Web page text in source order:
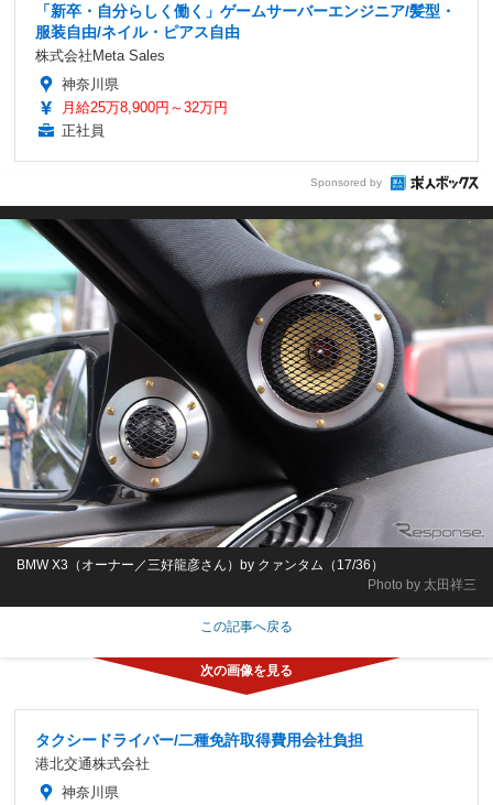
「新卒・自分らしく働く」ゲームサーバーエンジニア/髪型・
服装自由/ネイル・ピアス自由
株式会社Meta Sales
神奈川県
月給25万8,900円～32万円
正社員
Sponsored by
Photo by 太田祥三
BMW X3（オーナー／三好龍彦さん）by クァンタム（17/36）
この記事へ戻る
タクシードライバー/二種免許取得費用会社負担
港北交通株式会社
神奈川県